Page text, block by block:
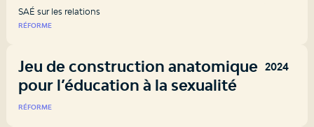
SAÉ sur les relations
RÉFORME
2024
Jeu de construction anatomique
pour l’éducation à la sexualité
RÉFORME